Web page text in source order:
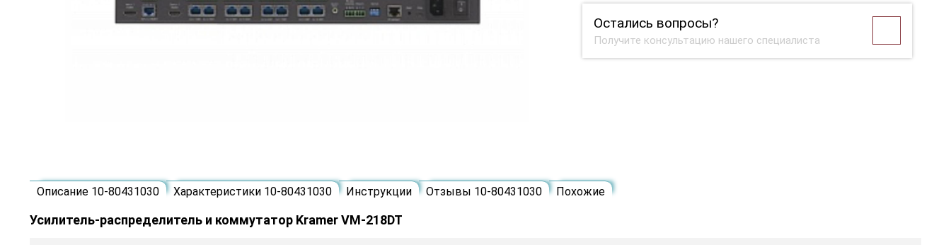
Остались вопросы?
Получите консультацию нашего специалиста
Описание 10-80431030 Характеристики 10-80431030 Инструкции Отзывы 10-80431030 Похожие
Усилитель-распределитель и коммутатор Kramer VM-218DT